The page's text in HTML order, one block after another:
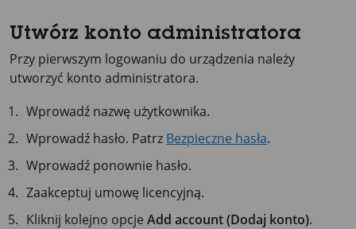
Utwórz konto administratora
Przy pierwszym logowaniu do urządzenia należy
utworzyć konto administratora.
Wprowadź nazwę użytkownika.
Wprowadź hasło. Patrz Bezpieczne hasła.
Wprowadź ponownie hasło.
Zaakceptuj umowę licencyjną.
Kliknij kolejno opcjeAdd account (Dodaj konto).